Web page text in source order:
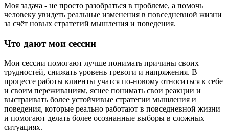
Моя задача - не просто разобраться в проблеме, а помочь
человеку увидеть реальные изменения в повседневной жизни
за счёт новых стратегий мышления и поведения.
Что дают мои сессии
Мои сессии помогают лучше понимать причины своих
трудностей, снижать уровень тревоги и напряжения. В
процессе работы клиенты учатся по-новому относиться к себе
и своим переживаниям, яснее понимать свои реакции и
выстраивать более устойчивые стратегии мышления и
поведения, которые реально работают в повседневной жизни
и помогают делать более осознанные выборы в сложных
ситуациях.